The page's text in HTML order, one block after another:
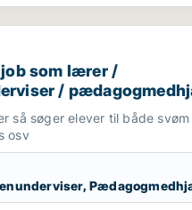
som lærer /
som lærer /
/
så søger elever til både svøm
osv